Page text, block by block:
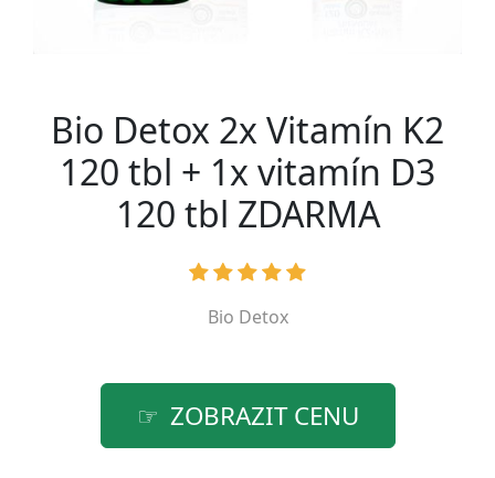
Bio Detox 2x Vitamín K2
120 tbl + 1x vitamín D3
120 tbl ZDARMA
Bio Detox
ZOBRAZIT CENU